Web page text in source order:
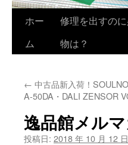
ホー
ム
修理を出すの
物は？
← 中古品新入荷！
A-50DA・DALI ZENSOR
逸品館メル
投稿日: 2018 年 10 月 12 日